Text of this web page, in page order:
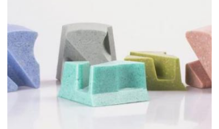
Abrasifs